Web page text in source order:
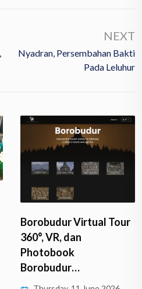
NEXT
Nyadran, Persembahan Bakti
Pada Leluhur
Borobudur Virtual Tour
360°, VR, dan
Photobook
Borobudur…